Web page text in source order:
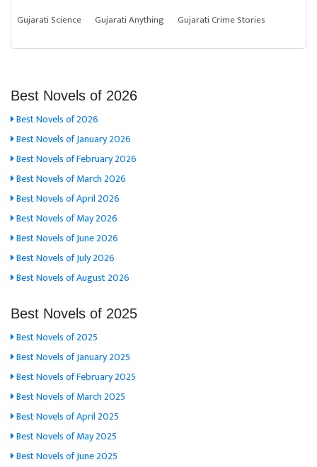
Gujarati Science
Gujarati Anything Gujarati Crime Stories
Best Novels of 2026
Best Novels of 2026
Best Novels of January 2026
Best Novels of February 2026
Best Novels of March 2026
Best Novels of April 2026
Best Novels of May 2026
Best Novels of June 2026
Best Novels of July 2026
Best Novels of August 2026
Best Novels of 2025
Best Novels of 2025
Best Novels of January 2025
Best Novels of February 2025
Best Novels of March 2025
Best Novels of April 2025
Best Novels of May 2025
Best Novels of June 2025